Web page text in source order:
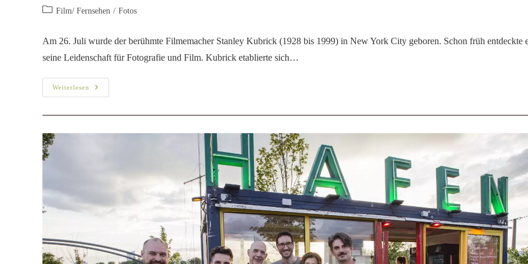
Film/ Fernsehen / Fotos
Am 26. Juli wurde der berühmte Filmemacher Stanley Kubrick (1928 bis 1999) in New York City geboren. Schon früh entdeckte
seine Leidenschaft für Fotografie und Film. Kubrick etablierte sich…
Weiterlesen